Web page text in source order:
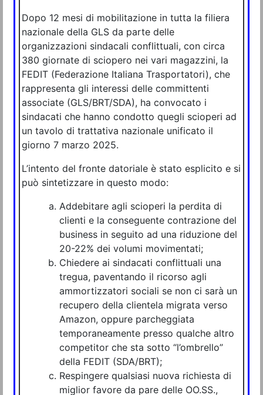
Dopo 12 mesi di mobilitazione in tutta la filiera
nazionale della GLS da parte delle
organizzazioni sindacali conflittuali, con circa
380 giornate di sciopero nei vari magazzini, la
FEDIT (Federazione Italiana Trasportatori), che
rappresenta gli interessi delle committenti
associate (GLS/BRT/SDA), ha convocato i
sindacati che hanno condotto quegli scioperi ad
un tavolo di trattativa nazionale unificato il
giorno 7 marzo 2025.
L’intento del fronte datoriale è stato esplicito e si
può sintetizzare in questo modo:
Addebitare agli scioperi la perdita di
clienti e la conseguente contrazione del
business in seguito ad una riduzione del
20-22% dei volumi movimentati;
Chiedere ai sindacati conflittuali una
tregua, paventando il ricorso agli
ammortizzatori sociali se non ci sarà un
recupero della clientela migrata verso
Amazon, oppure parcheggiata
temporaneamente presso qualche altro
competitor che sta sotto “l’ombrello”
della FEDIT (SDA/BRT);
Respingere qualsiasi nuova richiesta di
miglior favore da pare delle OO.SS.,